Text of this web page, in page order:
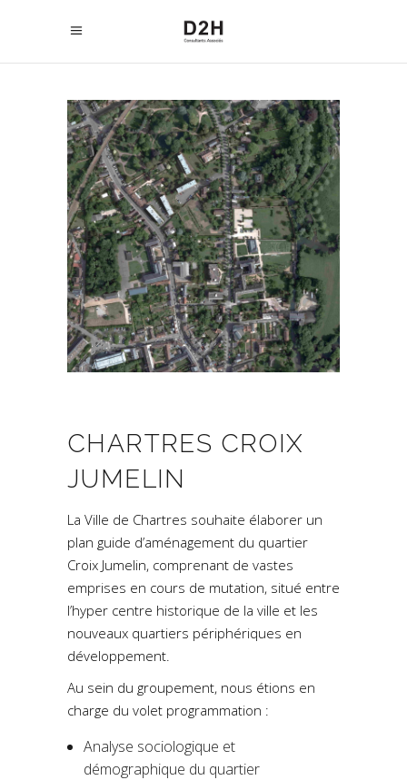
CHARTRES CROIX
JUMELIN
La Ville de Chartres souhaite élaborer un
plan guide d’aménagement du quartier
Croix Jumelin, comprenant de vastes
emprises en cours de mutation, situé entre
l’hyper centre historique de la ville et les
nouveaux quartiers périphériques en
développement.
Au sein du groupement, nous étions en
charge du volet programmation :
Analyse sociologique et
démographique du quartier